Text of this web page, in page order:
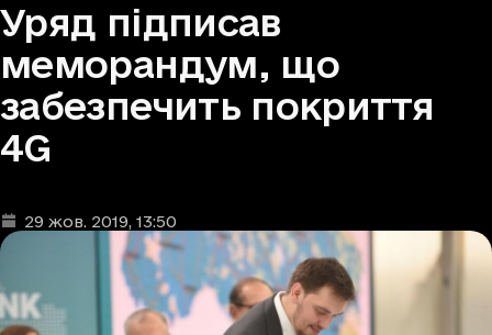
Уряд підписав
меморандум, що
забезпечить покриття
4G
Дата та час публікації:
29 жов. 2019, 13:50